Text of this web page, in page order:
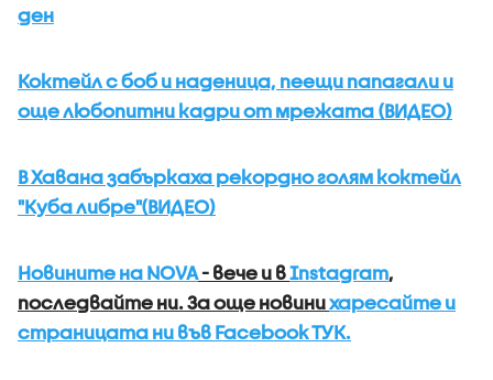
ден
Коктейл с боб и наденица, пеещи папагали и
още любопитни кадри от мрежата (ВИДЕО)
В Хавана забъркаха рекордно голям коктейл
"Куба либре"(ВИДЕО)
Новините на NOVA- вече и вInstagram,
последвайте ни. За още новинихаресайте и
страницата ни във Facebook ТУК.